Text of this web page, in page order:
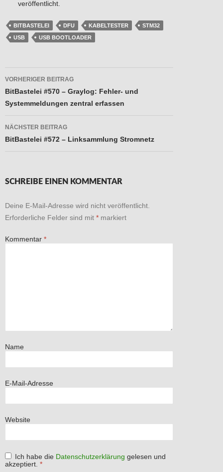
veröffentlicht.
BITBASTELEI DFU KABELTESTER
STM32
USB
USB BOOTLOADER
Beitragsnavigation
VORHERIGER BEITRAG
BitBastelei #570 – Graylog: Fehler- und
Systemmeldungen zentral erfassen
NÄCHSTER BEITRAG
BitBastelei #572 – Linksammlung Stromnetz
SCHREIBE EINEN KOMMENTAR
Deine E-Mail-Adresse wird nicht veröffentlicht.
Erforderliche Felder sind mit * markiert
Kommentar *
Name
E-Mail-Adresse
Website
Ich habe die Datenschutzerklärung gelesen und
akzeptiert. *